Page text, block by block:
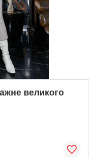
великого